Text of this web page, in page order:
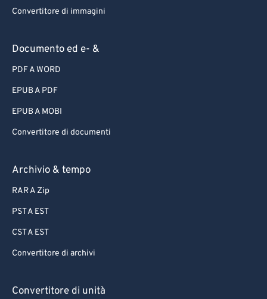
Convertitore di immagini
Documento ed e- &
PDF A WORD
EPUB A PDF
EPUB A MOBI
Convertitore di documenti
Archivio & tempo
RAR A Zip
PST A EST
CST A EST
Convertitore di archivi
Convertitore di unità